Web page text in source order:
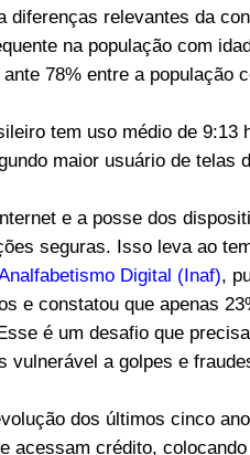
relevantes da
na população com
78% entre a população
tem uso médio de 9:13
maior usuário de telas
e a posse dos
seguras. Isso leva ao
Digital (Inaf),
e constatou que apenas
é um desafio que
vulnerável a golpes e
dos últimos cinco
acessam crédito,